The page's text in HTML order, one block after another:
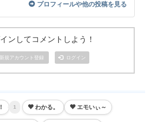
プロフィールや他の投稿を見る
ンしてコメントしよう！
新規アカウント登録 ログイン
1 わかる。 エモいぃ～